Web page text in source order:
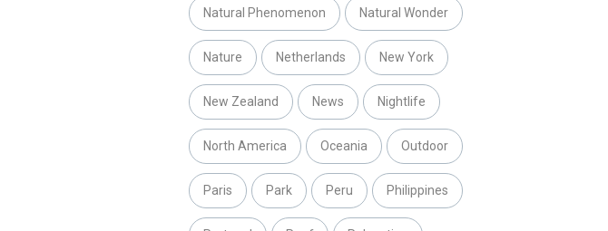
Natural Phenomenon Natural Wonder
Nature Netherlands New York
New Zealand News Nightlife
North America Oceania Outdoor
Paris Park Peru Philippines